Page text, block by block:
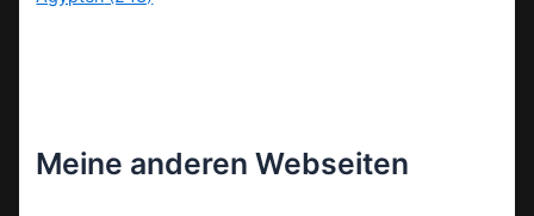
Meine anderen Webseiten